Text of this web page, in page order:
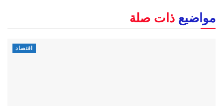
مواضيع ذات صلة
اقتصاد